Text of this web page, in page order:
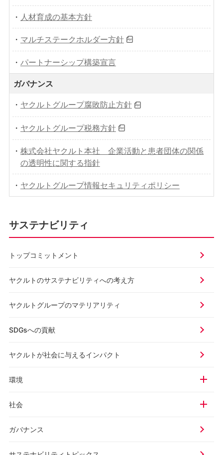
・ 人材育成の基本方針
・ マルチステークホルダー方針
・ パートナーシップ構築宣言
ガバナンス
・ ヤクルトグループ腐敗防止方針
・ ヤクルトグループ税務方針
・ 株式会社ヤクルト本社 企業活動と患者団体の関係
の透明性に関する指針
・ ヤクルトグループ情報セキュリティポリシー
サステナビリティ
トップコミットメント
ヤクルトのサステナビリティへの考え方
ヤクルトグループのマテリアリティ
SDGsへの貢献
ヤクルトが社会に与えるインパクト
環境
社会
ガバナンス